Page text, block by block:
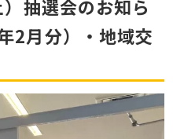
抽選会のお知ら
2月分）・地域交